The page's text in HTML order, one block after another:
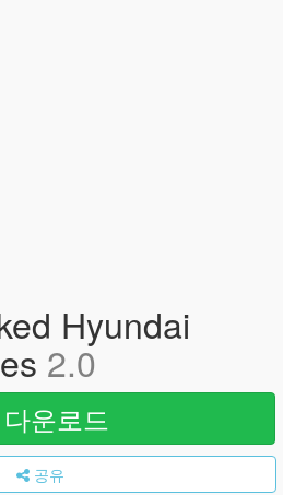
Hyundai
2.0
다운로드
공유